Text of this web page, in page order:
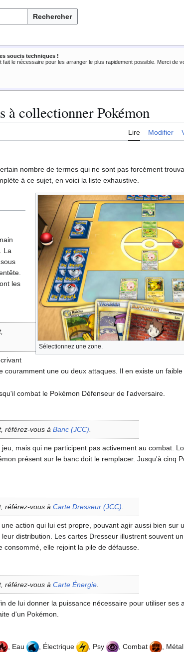
Rechercher
soucis techniques !
fait le nécessaire pour les arranger le plus rapidement possible. Merci de
à collectionner Pokémon
Lire Modifier
nombre de termes qui ne sont pas forcément
à ce sujet, en voici la liste exhaustive.
Sélectionnez une zone.
La
les
couramment une ou deux attaques. Il en existe un
combat le Pokémon Défenseur de l'adversaire.
référez-vous à Banc (JCC)
mais qui ne participent pas activement au combat.
présent sur le banc doit le remplacer. Jusqu'à cinq
référez-vous à Carte Dresseur (JCC)
action qui lui est propre, pouvant agir aussi bien sur
distribution. Les cartes Dresseur illustrent souvent
elle rejoint la pile de défausse.
référez-vous à Carte Énergie
de lui donner la puissance nécessaire pour utiliser ses
d'un Pokémon.
, Eau , Électrique , Psy , Combat , Métal